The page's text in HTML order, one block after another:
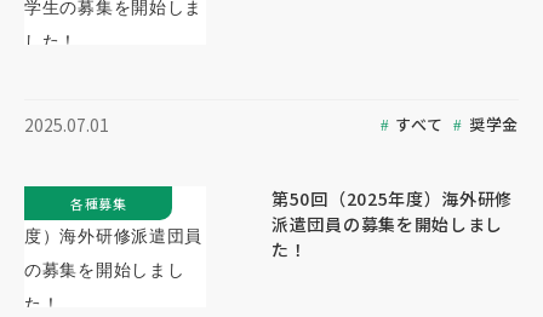
2025.07.01 すべて 奨学金
第50回（2025年度）海外研修
派遣団員の募集を開始しまし
た！
各種募集